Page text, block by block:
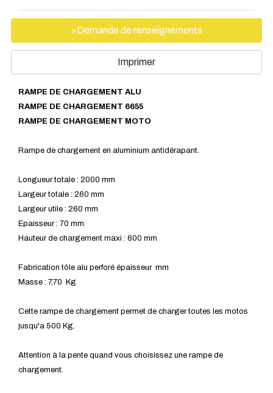
>Demande de renseignements
Imprimer
RAMPE DE CHARGEMENT ALU
RAMPE DE CHARGEMENT 6655
RAMPE DE CHARGEMENT MOTO
Rampe de chargement en aluminium antidérapant.
Longueur totale : 2000 mm
Largeur totale : 260 mm
Largeur utile : 260 mm
Epaisseur : 70 mm
Hauteur de chargement maxi : 600 mm
Fabrication tôle alu perforé épaisseur mm
Masse : 7,70 Kg
Cette rampe de chargement permet de charger toutes les motos
jusqu'a 500 Kg.
Attention à la pente quand vous choisissez une rampe de
chargement.